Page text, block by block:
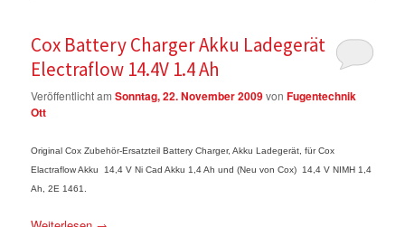
Cox Battery Charger Akku Ladegerät
Electraflow 14.4V 1.4 Ah
Veröffentlicht amSonntag, 22. November 2009vonFugentechnik
Ott
Original Cox Zubehör-Ersatzteil Battery Charger, Akku Ladegerät, für Cox
Elactraflow Akku 14,4 V Ni Cad Akku 1,4 Ah und (Neu von Cox) 14,4 V NIMH 1,4
Ah, 2E 1461.